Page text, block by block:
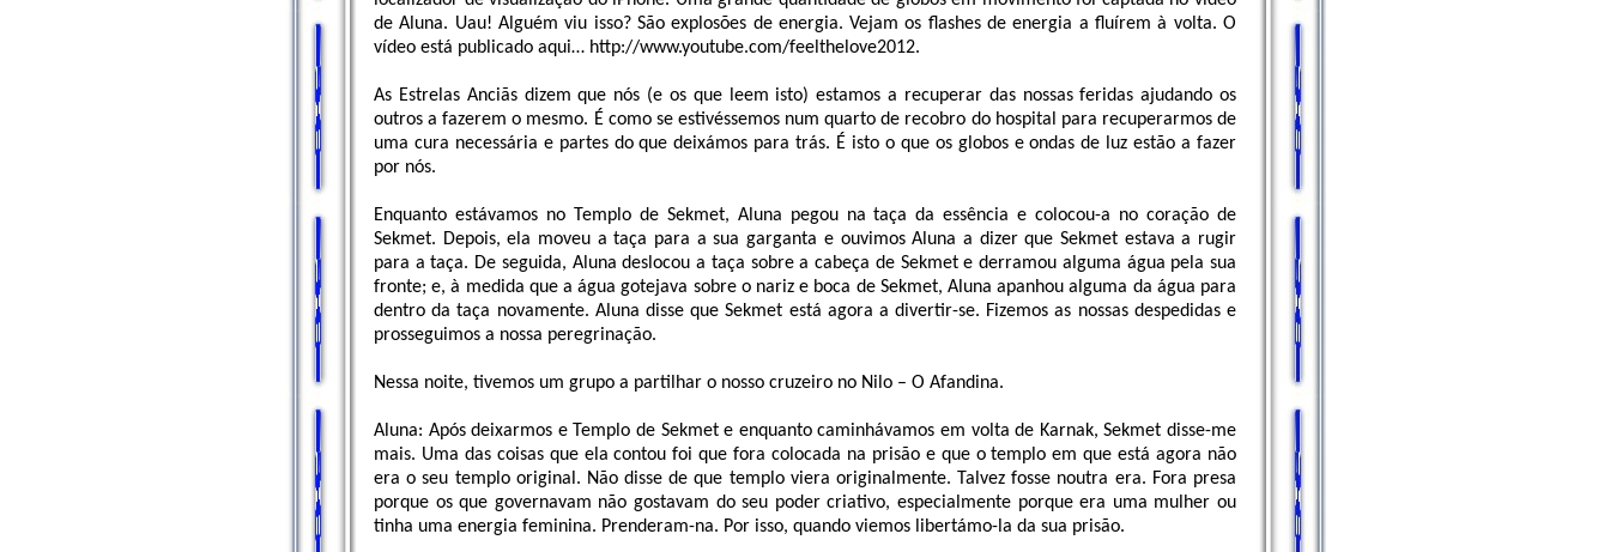
de Aluna. Uau! Alguém viu isso? São explosões de energia. Vejam os flashes de energia a fluírem à volta. O
vídeo está publicado aqui… http://www.youtube.com/feelthelove2012.
As Estrelas Anciãs dizem que nós (e os que leem isto) estamos a recuperar das nossas feridas ajudando os
outros a fazerem o mesmo. É como se estivéssemos num quarto de recobro do hospital para recuperarmos de
uma cura necessária e partes do que deixámos para trás. É isto o que os globos e ondas de luz estão a fazer
por nós.
Enquanto estávamos no Templo de Sekmet, Aluna pegou na taça da essência e colocou-a no coração de
Sekmet. Depois, ela moveu a taça para a sua garganta e ouvimos Aluna a dizer que Sekmet estava a rugir
para a taça. De seguida, Aluna deslocou a taça sobre a cabeça de Sekmet e derramou alguma água pela sua
fronte; e, à medida que a água gotejava sobre o nariz e boca de Sekmet, Aluna apanhou alguma da água para
dentro da taça novamente. Aluna disse que Sekmet está agora a divertir-se. Fizemos as nossas despedidas e
prosseguimos a nossa peregrinação.
Nessa noite, tivemos um grupo a partilhar o nosso cruzeiro no Nilo – O Afandina.
Aluna: Após deixarmos e Templo de Sekmet e enquanto caminhávamos em volta de Karnak, Sekmet disse-me
mais. Uma das coisas que ela contou foi que fora colocada na prisão e que o templo em que está agora não
era o seu templo original. Não disse de que templo viera originalmente. Talvez fosse noutra era. Fora presa
porque os que governavam não gostavam do seu poder criativo, especialmente porque era uma mulher ou
tinha uma energia feminina. Prenderam-na. Por isso, quando viemos libertámo-la da sua prisão.